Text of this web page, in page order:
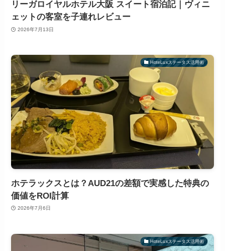
リーガロイヤルホテル大阪 スイート宿泊記｜ヴィニ
ェットの客室を子連れレビュー
2026年7月13日
HoteLuxステータス活用術
ホテラックスとは？AUD21の差額で実感した特典の
価値をROI計算
2026年7月6日
HoteLuxステータス活用術